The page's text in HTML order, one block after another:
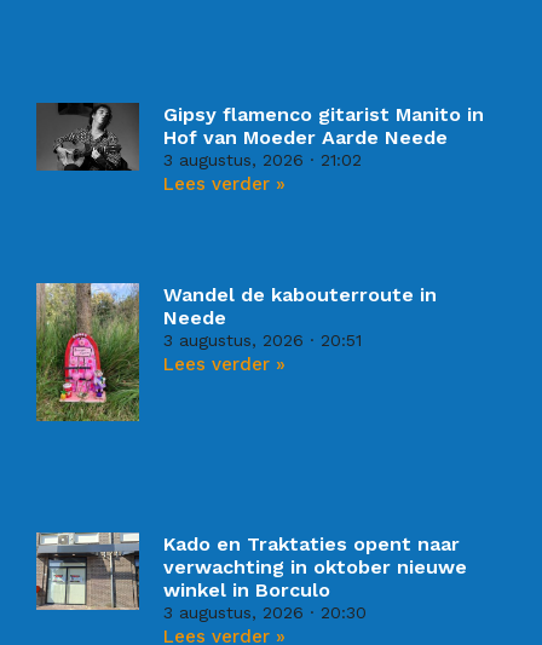
Gipsy flamenco gitarist Manito in
Hof van Moeder Aarde Neede
3 augustus, 2026 21:02
Lees verder »
Wandel de kabouterroute in
Neede
3 augustus, 2026 20:51
Lees verder »
Kado en Traktaties opent naar
verwachting in oktober nieuwe
winkel in Borculo
3 augustus, 2026 20:30
Lees verder »